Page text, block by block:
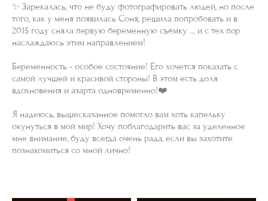
✨ Зарекалась, что не буду фотографировать людей, но после
того, как у меня появилась Соня, решила попробовать и в
2015 году сняла первую беременную съёмку ... и с тех пор
наслаждаюсь этим направлением!
Беременность - особое состояние! Его хочется показать с
самой лучшей и красивой стороны! В этом есть доля
вдохновения и азарта одновременно!❤️
Я надеюсь, вышесказанное помогло вам хоть капельку
окунуться в мой мир! Хочу поблагодарить вас за уделенное
мне внимание, буду всегда очень рада, если вы захотите
познакомиться со мной лично!